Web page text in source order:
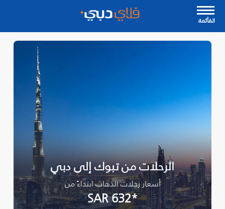
القأئمة
الرحلات من تبوك‎ إلى دبي
أسعار رحلات الذهاب ابتداءً من
*SAR 632